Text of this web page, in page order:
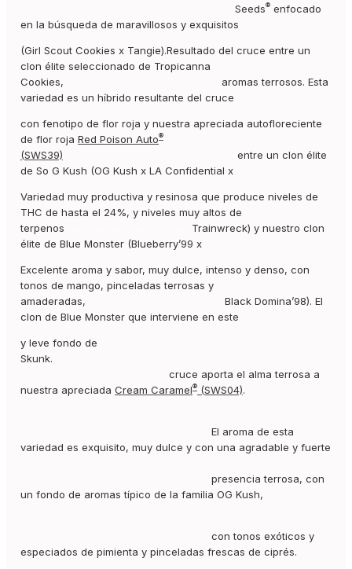
Seeds® enfocado
en la búsqueda de maravillosos y exquisitos
(Girl Scout Cookies x Tangie).Resultado del cruce entre un
clon élite seleccionado de Tropicanna
Cookies,
aromas terrosos. Esta
variedad es un híbrido resultante del cruce
con fenotipo de flor roja y nuestra apreciada autofloreciente
de flor roja Red Poison Auto®
(SWS39)
entre un clon élite
de So G Kush (OG Kush x LA Confidential x
Variedad muy productiva y resinosa que produce niveles de
THC de hasta el 24%, y niveles muy altos de
terpenos
Trainwreck) y nuestro clon
élite de Blue Monster (Blueberry’99 x
Excelente aroma y sabor, muy dulce, intenso y denso, con
tonos de mango, pinceladas terrosas y
amaderadas,
Black Domina’98). El
clon de Blue Monster que interviene en este
y leve fondo de
Skunk.
cruce aporta el alma terrosa a
nuestra apreciada Cream Caramel® (SWS04).
El aroma de esta
variedad es exquisito, muy dulce y con una agradable y fuerte
presencia terrosa, con
un fondo de aromas típico de la familia OG Kush,
con tonos exóticos y
especiados de pimienta y pinceladas frescas de ciprés.